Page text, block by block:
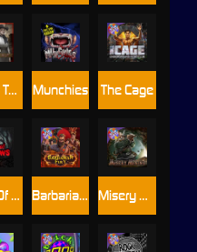
Munchies
Nexus Tombstone RIP
Book Of Shadows
The Cage
Barbarian Fury Misery Mining